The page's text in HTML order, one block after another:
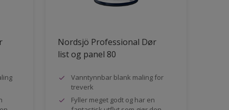
Nordsjö Professional Dør
list og panel 80
Vanntynnbar blank maling for
treverk
Fyller meget godt og har en